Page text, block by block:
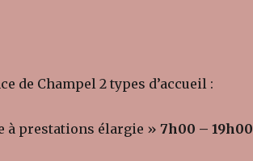
de Champel 2 types d’accueil :
à prestations élargie »7h00 – 19h00